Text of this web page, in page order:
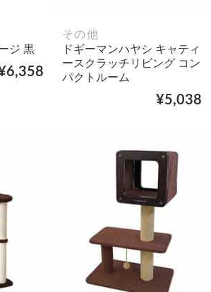
ジ 黒
その他
ドギーマンハヤシ キャティ
ースクラッチリビング コン
パクトルーム
¥5,038